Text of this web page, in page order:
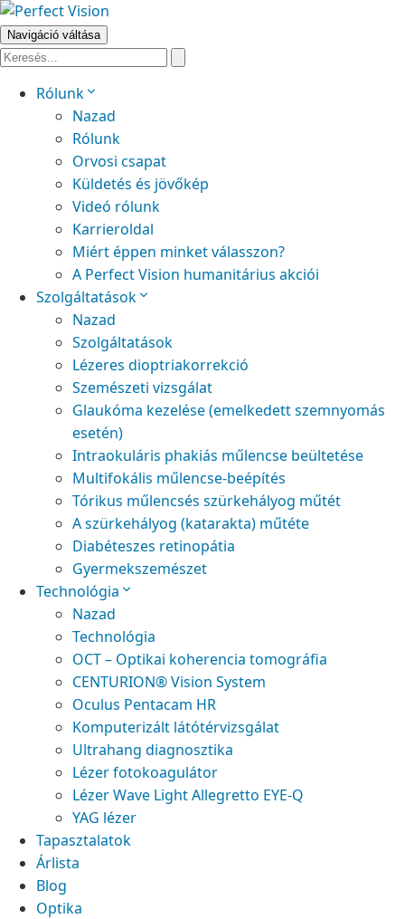
Navigáció váltása
Rólunk
Nazad
Rólunk
Orvosi csapat
Küldetés és jövőkép
Videó rólunk
Karrieroldal
Miért éppen minket válasszon?
A Perfect Vision humanitárius akciói
Szolgáltatások
Nazad
Szolgáltatások
Lézeres dioptriakorrekció
Szemészeti vizsgálat
Glaukóma kezelése (emelkedett szemnyomás
esetén)
Intraokuláris phakiás műlencse beültetése
Multifokális műlencse-beépítés
Tórikus műlencsés szürkehályog műtét
A szürkehályog (katarakta) műtéte
Diabéteszes retinopátia
Gyermekszemészet
Technológia
Nazad
Technológia
OCT – Optikai koherencia tomográfia
CENTURION® Vision System
Oculus Pentacam HR
Komputerizált látótérvizsgálat
Ultrahang diagnosztika
Lézer fotokoagulátor
Lézer Wave Light Allegretto EYE-Q
YAG lézer
Tapasztalatok
Árlista
Blog
Optika